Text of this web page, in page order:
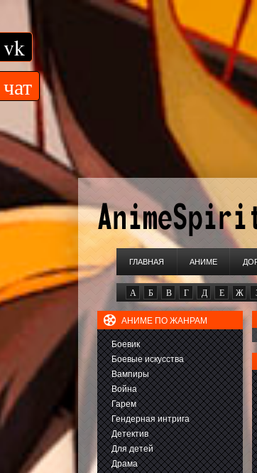
ГЛАВНАЯ АНИМЕ
А Б В Г Д Е Ж
АНИМЕ ПО ЖАНРАМ
Боевик
Боевые искусства
Вампиры
Война
Гарем
Гендерная интрига
Детектив
Для детей
Драма
чат
vk